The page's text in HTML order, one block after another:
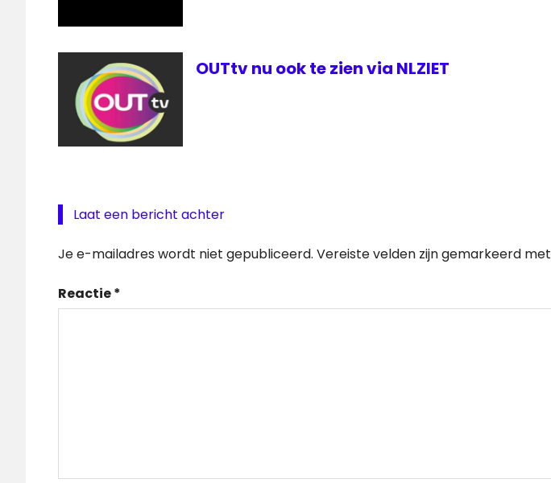
OUTtv nu ook te zien via NLZIET
Laat een bericht achter
Je e-mailadres wordt niet gepubliceerd. Vereiste velden zijn gemarkeerd met
Reactie*